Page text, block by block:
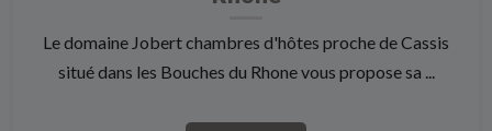
Le domaine Jobert chambres d'hôtes proche de Cassis
situé dans les Bouches du Rhone vous propose sa ...